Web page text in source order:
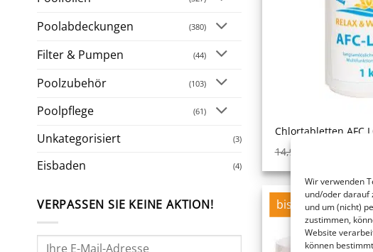
Wir verwenden
und/oder darauf
und um (nicht)
zustimmen,
Website
können
Poolabdeckungen (380)
Filter & Pumpen (44)
Poolzubehör (103)
Poolpflege (61)
Unkategorisiert (3)
Eisbaden (4)
VERPASSEN SIE KEINE AKTION!
Chlortabletten AFC
14,90
war:
14,90 €
ist:
bis -10%